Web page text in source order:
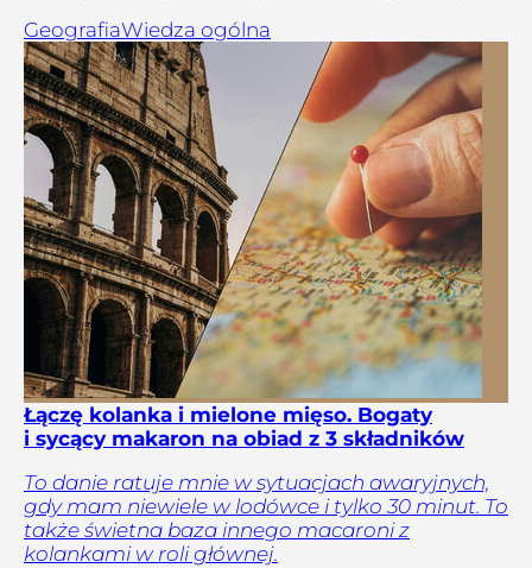
GeografiaWiedza ogólna
Łączę kolanka i mielone mięso. Bogaty
i sycący makaron na obiad z 3 składników
To danie ratuje mnie w sytuacjach awaryjnych,
gdy mam niewiele w lodówce i tylko 30 minut. To
także świetna baza innego macaroni z
kolankami w roli głównej.